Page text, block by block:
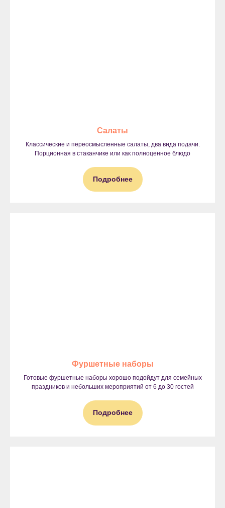
Салаты
Классические и переосмысленные салаты, два вида подачи.
Порционная в стаканчике или как полноценное блюдо
Подробнее
Фуршетные наборы
Готовые фуршетные наборы хорошо подойдут для семейных
праздников и небольших мероприятий от 6 до 30 гостей
Подробнее